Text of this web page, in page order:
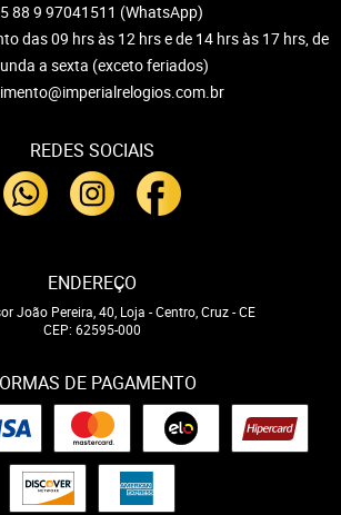
88 9 97041511 (WhatsApp)
das 09 hrs às 12 hrs e de 14 hrs às 17 hrs, de
a sexta (exceto feriados)
REDES SOCIAIS
ENDEREÇO
João Pereira, 40, Loja -Centro, Cruz-CE
CEP: 62595-000
DE PAGAMENTO